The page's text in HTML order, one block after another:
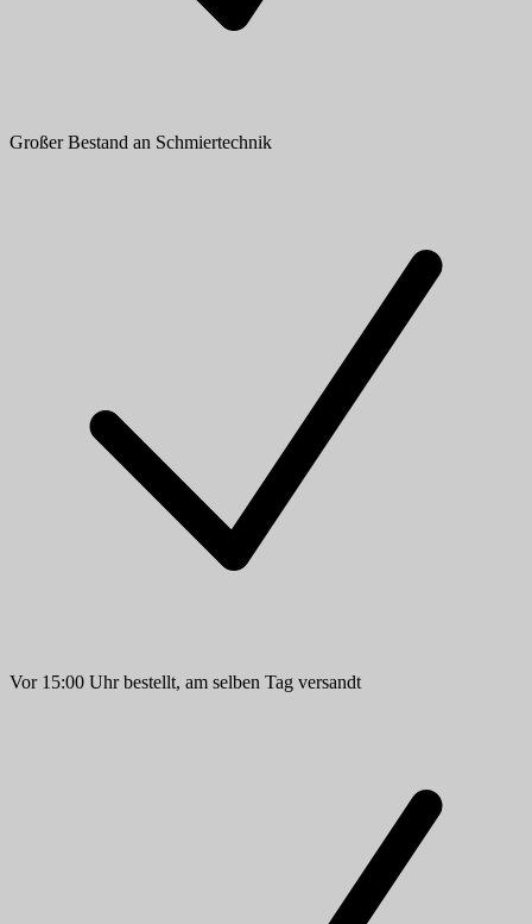
Großer Bestand an Schmiertechnik
Vor 15:00 Uhr bestellt, am selben Tag versandt